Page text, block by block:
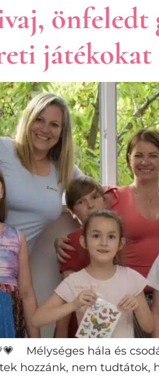
önfeledt
Mélységes hála és
hozzánk, nem tudtátok,